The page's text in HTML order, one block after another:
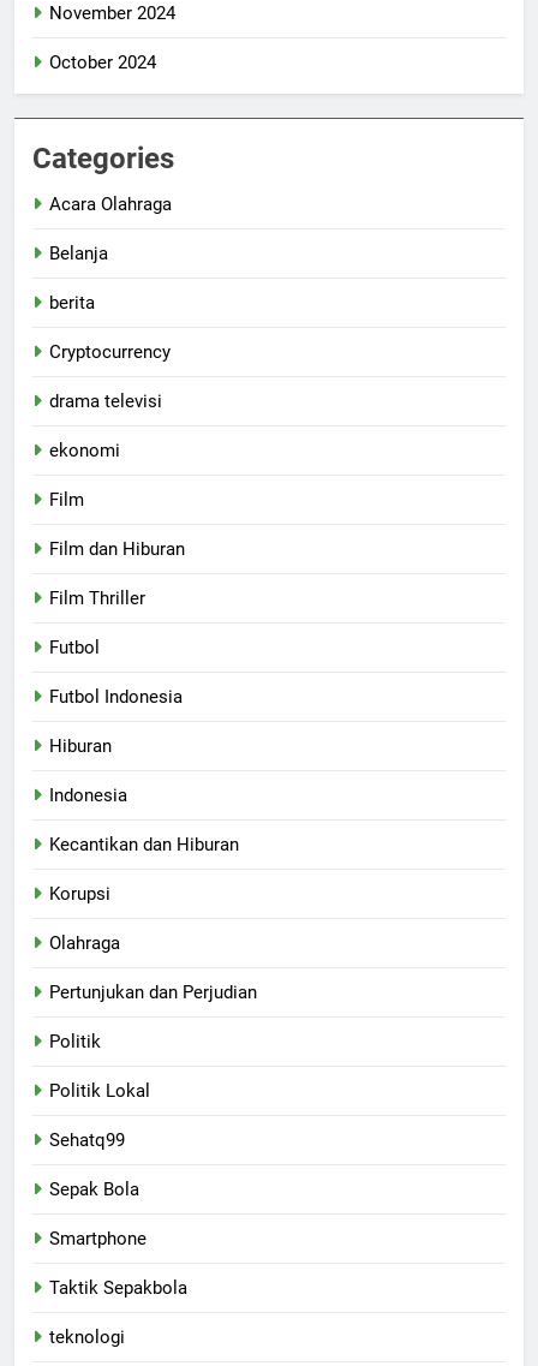
November 2024
October 2024
Categories
Acara Olahraga
Belanja
berita
Cryptocurrency
drama televisi
ekonomi
Film
Film dan Hiburan
Film Thriller
Futbol
Futbol Indonesia
Hiburan
Indonesia
Kecantikan dan Hiburan
Korupsi
Olahraga
Pertunjukan dan Perjudian
Politik
Politik Lokal
Sehatq99
Sepak Bola
Smartphone
Taktik Sepakbola
teknologi